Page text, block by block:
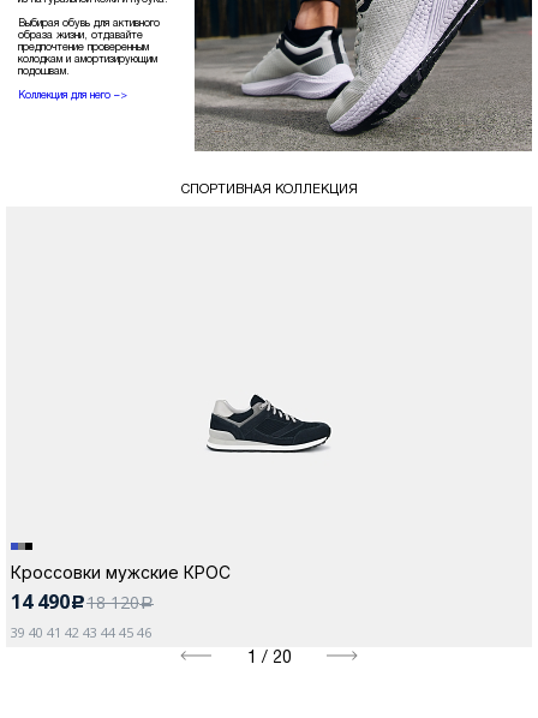
Выбирая обувь для активного
образа жизни, отдавайте
предпочтение проверенным
колодкам и амортизирующим
подошвам.
Коллекция для него –>
СПОРТИВНАЯ КОЛЛЕКЦИЯ
Кроссовки мужские КРОС
14 490c18 120a
39 40 41 42 43 44 45 46
1 / 20